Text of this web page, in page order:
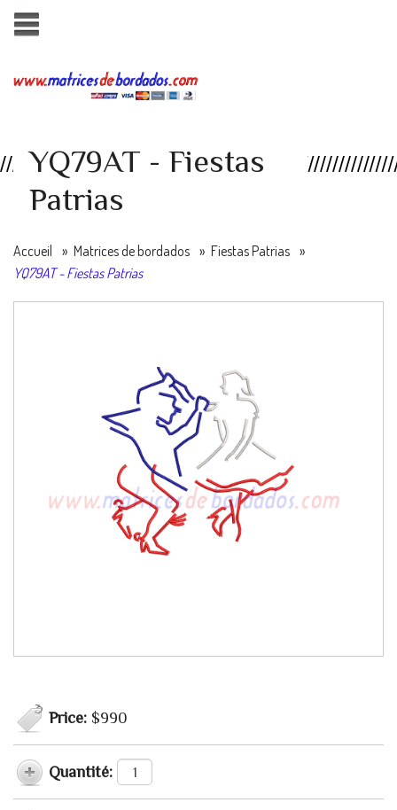
YQ79AT - Fiestas
Patrias
Accueil » Matrices de bordados » Fiestas Patrias »
YQ79AT - Fiestas Patrias
Price: $990
Quantité: